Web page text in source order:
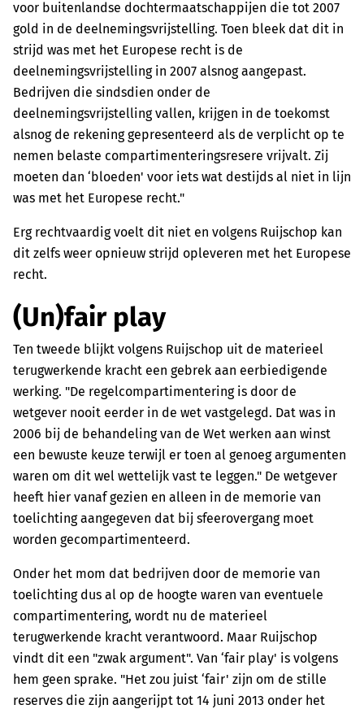
voor buitenlandse dochtermaatschappijen die tot 2007
gold in de deelnemingsvrijstelling. Toen bleek dat dit in
strijd was met het Europese recht is de
deelnemingsvrijstelling in 2007 alsnog aangepast.
Bedrijven die sindsdien onder de
deelnemingsvrijstelling vallen, krijgen in de toekomst
alsnog de rekening gepresenteerd als de verplicht op te
nemen belaste compartimenteringsresere vrijvalt. Zij
moeten dan ‘bloeden' voor iets wat destijds al niet in lijn
was met het Europese recht."
Erg rechtvaardig voelt dit niet en volgens Ruijschop kan
dit zelfs weer opnieuw strijd opleveren met het Europese
recht.
(Un)fair play
Ten tweede blijkt volgens Ruijschop uit de materieel
terugwerkende kracht een gebrek aan eerbiedigende
werking. "De regelcompartimentering is door de
wetgever nooit eerder in de wet vastgelegd. Dat was in
2006 bij de behandeling van de Wet werken aan winst
een bewuste keuze terwijl er toen al genoeg argumenten
waren om dit wel wettelijk vast te leggen." De wetgever
heeft hier vanaf gezien en alleen in de memorie van
toelichting aangegeven dat bij sfeerovergang moet
worden gecompartimenteerd.
Onder het mom dat bedrijven door de memorie van
toelichting dus al op de hoogte waren van eventuele
compartimentering, wordt nu de materieel
terugwerkende kracht verantwoord. Maar Ruijschop
vindt dit een "zwak argument". Van ‘fair play' is volgens
hem geen sprake. "Het zou juist ‘fair' zijn om de stille
reserves die zijn aangerijpt tot 14 juni 2013 onder het